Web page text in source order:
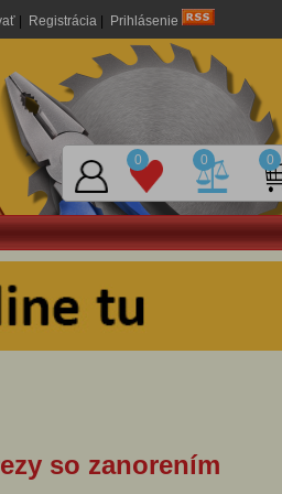
| Registrácia| Prihlásenie
0 0 0
so zanorením